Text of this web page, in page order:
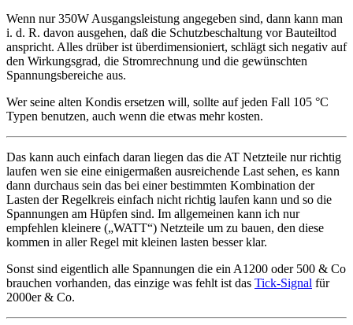
Wenn nur 350W Ausgangsleistung angegeben sind, dann kann man
i. d. R. davon ausgehen, daß die Schutzbeschaltung vor Bauteiltod
anspricht. Alles drüber ist überdimensioniert, schlägt sich negativ auf
den Wirkungsgrad, die Stromrechnung und die gewünschten
Spannungsbereiche aus.
Wer seine alten Kondis ersetzen will, sollte auf jeden Fall 105 °C
Typen benutzen, auch wenn die etwas mehr kosten.
Das kann auch einfach daran liegen das die AT Netzteile nur richtig
laufen wen sie eine einigermaßen ausreichende Last sehen, es kann
dann durchaus sein das bei einer bestimmten Kombination der
Lasten der Regelkreis einfach nicht richtig laufen kann und so die
Spannungen am Hüpfen sind. Im allgemeinen kann ich nur
empfehlen kleinere („WATT“) Netzteile um zu bauen, den diese
kommen in aller Regel mit kleinen lasten besser klar.
Sonst sind eigentlich alle Spannungen die ein A1200 oder 500 & Co
brauchen vorhanden, das einzige was fehlt ist das Tick-Signal für
2000er & Co.